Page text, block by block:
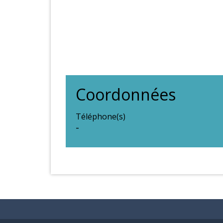
Coordonnées
Téléphone(s)
-